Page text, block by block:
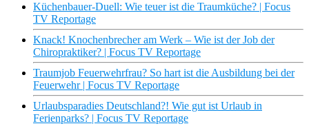
Küchenbauer-Duell: Wie teuer ist die Traumküche? | Focus
TV Reportage
Knack! Knochenbrecher am Werk – Wie ist der Job der
Chiropraktiker? | Focus TV Reportage
Traumjob Feuerwehrfrau? So hart ist die Ausbildung bei der
Feuerwehr | Focus TV Reportage
Urlaubsparadies Deutschland?! Wie gut ist Urlaub in
Ferienparks? | Focus TV Reportage